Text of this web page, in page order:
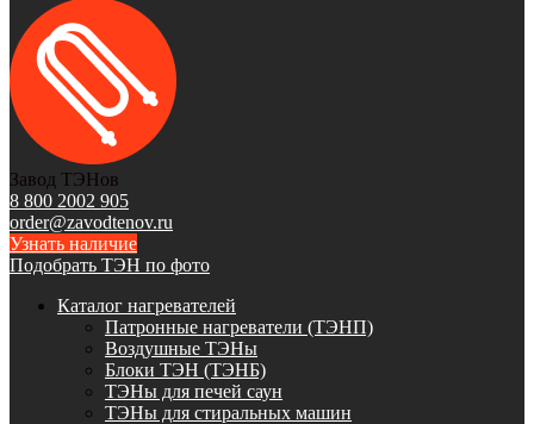
Завод ТЭНов
8 800 2002 905
order@zavodtenov.ru
Узнать наличие
Подобрать ТЭН по фото
Каталог нагревателей
Патронные нагреватели (ТЭНП)
Воздушные ТЭНы
Блоки ТЭН (ТЭНБ)
ТЭНы для печей саун
ТЭНы для стиральных машин